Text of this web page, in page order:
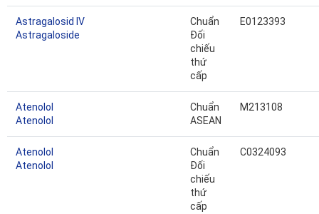
Astragalosid IV
Astragaloside
Chuẩn
Đối
chiếu
thứ
cấp
E0123393
Atenolol
Atenolol
Chuẩn
ASEAN
M213108
Atenolol
Atenolol
Chuẩn
Đối
chiếu
thứ
cấp
C0324093